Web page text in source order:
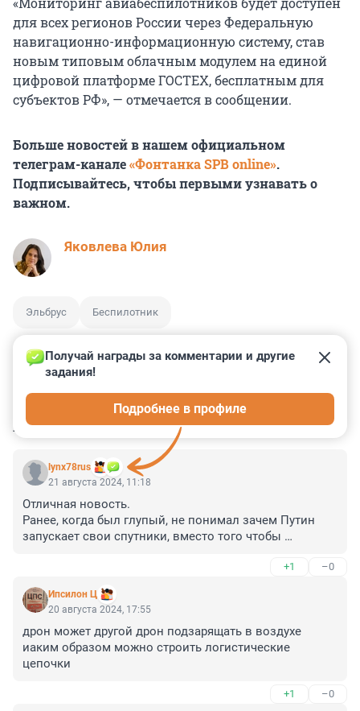
для всех регионов России через Федеральную
навигационно-информационную систему, став
новым типовым облачным модулем на единой
цифровой платформе ГОСТЕХ, бесплатным для
субъектов РФ», — отмечается в сообщении.
Больше новостей в нашем официальном
телеграм-канале«Фонтанка SPB online».
Подписывайтесь, чтобы первыми узнавать о
важном.
Яковлева Юлия
Эльбрус Беспилотник
КОММЕНТАРИИ 12
lynx78rus
Получай награды за комментарии и другие
задания!
Подробнее в профиле
21 августа 2024, 11:18
Отличная новость.
Ранее, когда был глупый, не понимал зачем Путин
запускает свои спутники, вместо того чтобы
Слава России!
+1 –0
Ипсилон Ц
20 августа 2024, 17:55
дрон может другой дрон подзарящать в воздухе
иаким образом можно строить логистические
цепочки
+1 –0